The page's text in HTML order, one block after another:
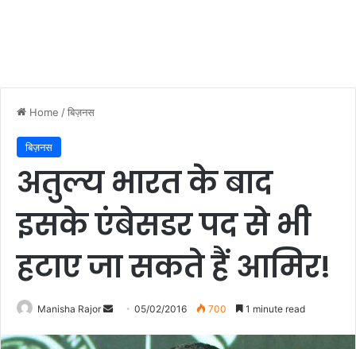
Home /बिज़नस
बिज़नस
अतुल्य भारत के बाद
इसके एंबेसडर पद से भी
हटाए जा सकते हैं आमिर!
Manisha Rajor 05/02/2016 700 1 minute read